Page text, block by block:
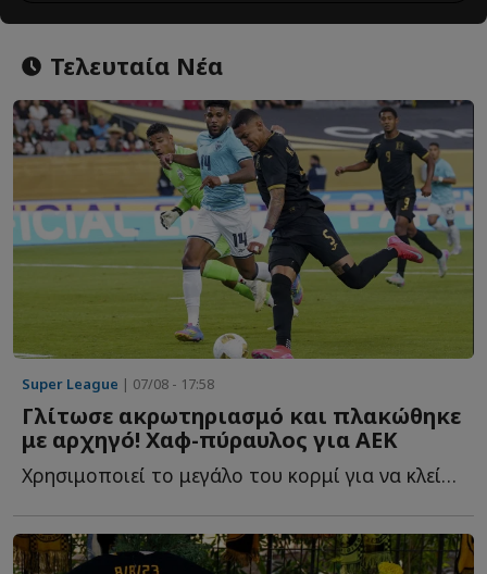
Τελευταία Νέα
Super League | 07/08 - 17:58
Γλίτωσε ακρωτηριασμό και πλακώθηκε
με αρχηγό! Χαφ-πύραυλος για ΑΕΚ
Χρησιμοποιεί το μεγάλο του κορμί για να κλείσει χώρους, ν...